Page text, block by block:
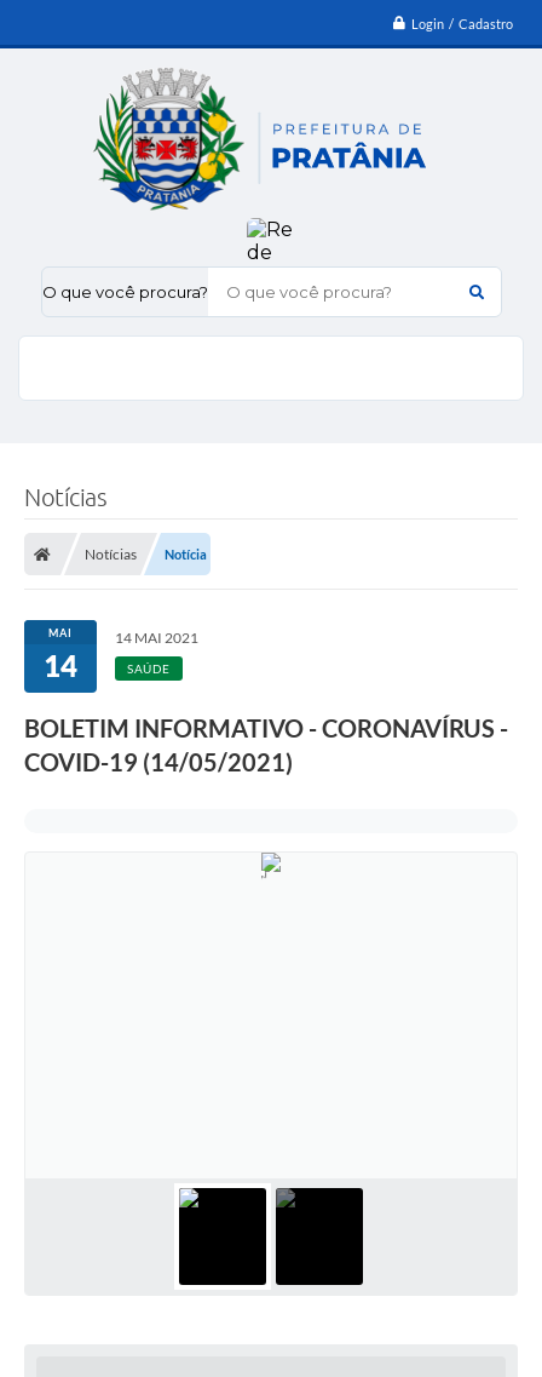
Login / Cadastro
O que você procura?
Notícias
Notícias Notícia
MAI
14
14 MAI 2021
SAÚDE
BOLETIM INFORMATIVO - CORONAVÍRUS -
COVID-19 (14/05/2021)